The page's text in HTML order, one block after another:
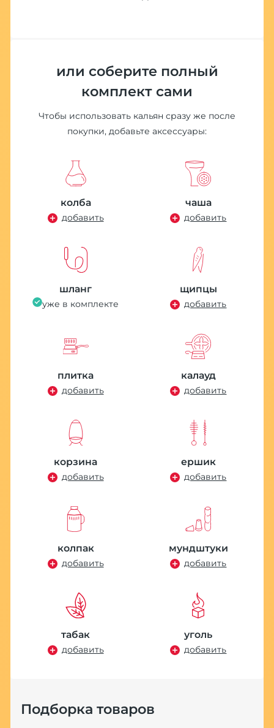
или соберите полный
комплект сами
Чтобы использовать кальян сразу же после
покупки, добавьте аксессуары:
колба
добавить
чаша
добавить
шланг
уже в комплекте
щипцы
добавить
плитка
добавить
калауд
добавить
корзина
добавить
ершик
добавить
колпак
добавить
мундштуки
добавить
табак
добавить
уголь
добавить
Подборка товаров